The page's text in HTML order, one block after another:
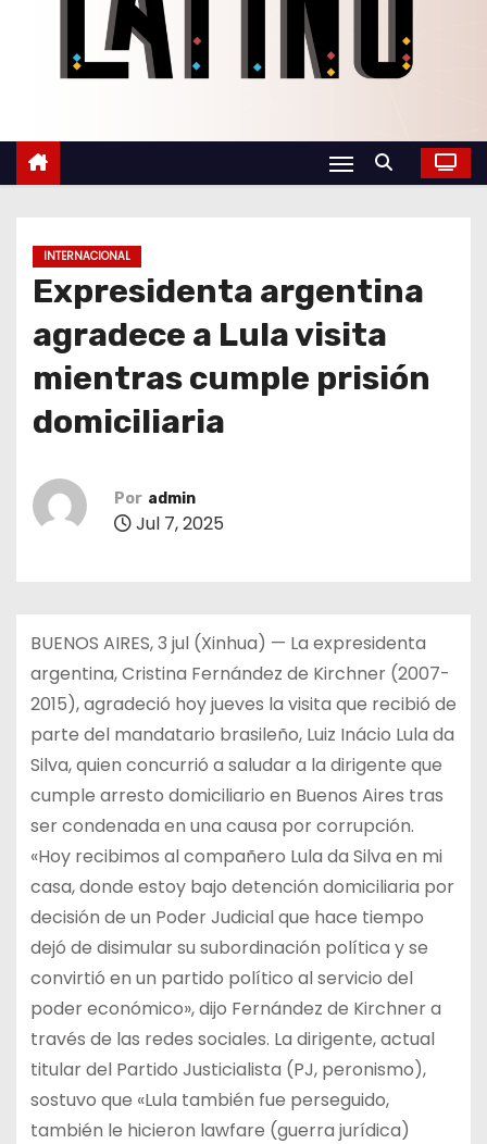
INTERNACIONAL
Expresidenta argentina
agradece a Lula visita
mientras cumple prisión
domiciliaria
Por admin
Jul 7, 2025
BUENOS AIRES, 3 jul (Xinhua) — La expresidenta
argentina, Cristina Fernández de Kirchner (2007-
2015), agradeció hoy jueves la visita que recibió de
parte del mandatario brasileño, Luiz Inácio Lula da
Silva, quien concurrió a saludar a la dirigente que
cumple arresto domiciliario en Buenos Aires tras
ser condenada en una causa por corrupción.
«Hoy recibimos al compañero Lula da Silva en mi
casa, donde estoy bajo detención domiciliaria por
decisión de un Poder Judicial que hace tiempo
dejó de disimular su subordinación política y se
convirtió en un partido político al servicio del
poder económico», dijo Fernández de Kirchner a
través de las redes sociales. La dirigente, actual
titular del Partido Justicialista (PJ, peronismo),
sostuvo que «Lula también fue perseguido,
también le hicieron lawfare (guerra jurídica)